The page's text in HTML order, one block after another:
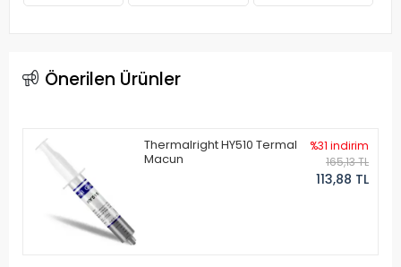
Önerilen Ürünler
Thermalright HY510 Termal
Macun
%31 indirim
165,13 TL
113,88 TL